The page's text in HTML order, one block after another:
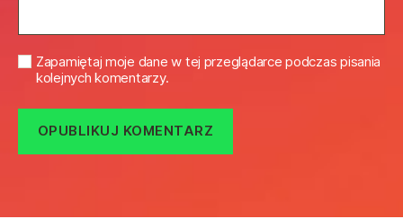
Zapamiętaj moje dane w tej przeglądarce podczas pisania
kolejnych komentarzy.